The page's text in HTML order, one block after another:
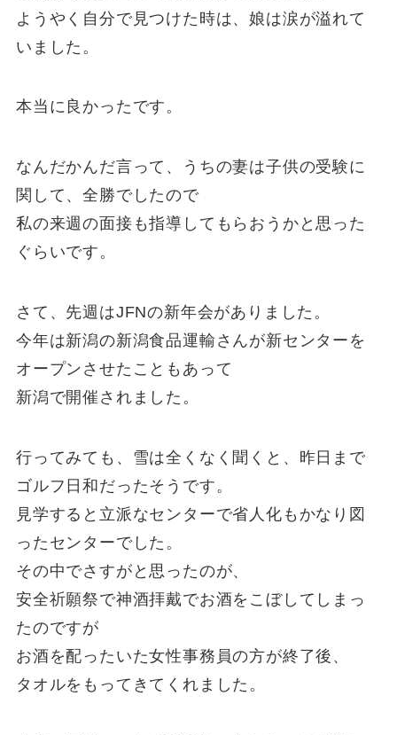
ようやく自分で見つけた時は、娘は涙が溢れて
いました。
本当に良かったです。
なんだかんだ言って、うちの妻は子供の受験に
関して、全勝でしたので
私の来週の面接も指導してもらおうかと思った
ぐらいです。
さて、先週はJFNの新年会がありました。
今年は新潟の新潟食品運輸さんが新センターを
オープンさせたこともあって
新潟で開催されました。
行ってみても、雪は全くなく聞くと、昨日まで
ゴルフ日和だったそうです。
見学すると立派なセンターで省人化もかなり図
ったセンターでした。
その中でさすがと思ったのが、
安全祈願祭で神酒拝戴でお酒をこぼしてしまっ
たのですが
お酒を配ったいた女性事務員の方が終了後、
タオルをもってきてくれました。